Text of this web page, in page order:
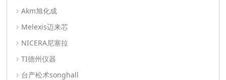
Akm旭化成
Melexis迈来芯
NICERA尼塞拉
TI德州仪器
台产松术songhall